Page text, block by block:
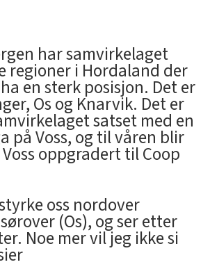
har samvirkelaget
regioner i Hordaland der
en sterk posisjon. Det er
Os og Knarvik. Det er
satset med en
på Voss, og til våren blir
oppgradert til Coop
oss nordover
(Os), og ser etter
Noe mer vil jeg ikke si